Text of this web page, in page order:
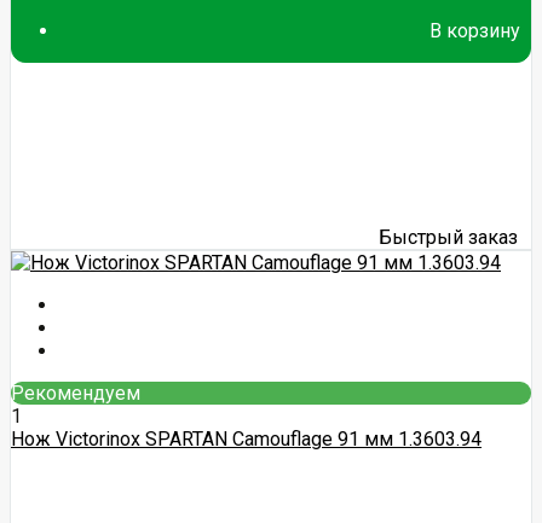
В корзину
Быстрый заказ
Рекомендуем
1
Нож Victorinox SPARTAN Camouflage 91 мм 1.3603.94